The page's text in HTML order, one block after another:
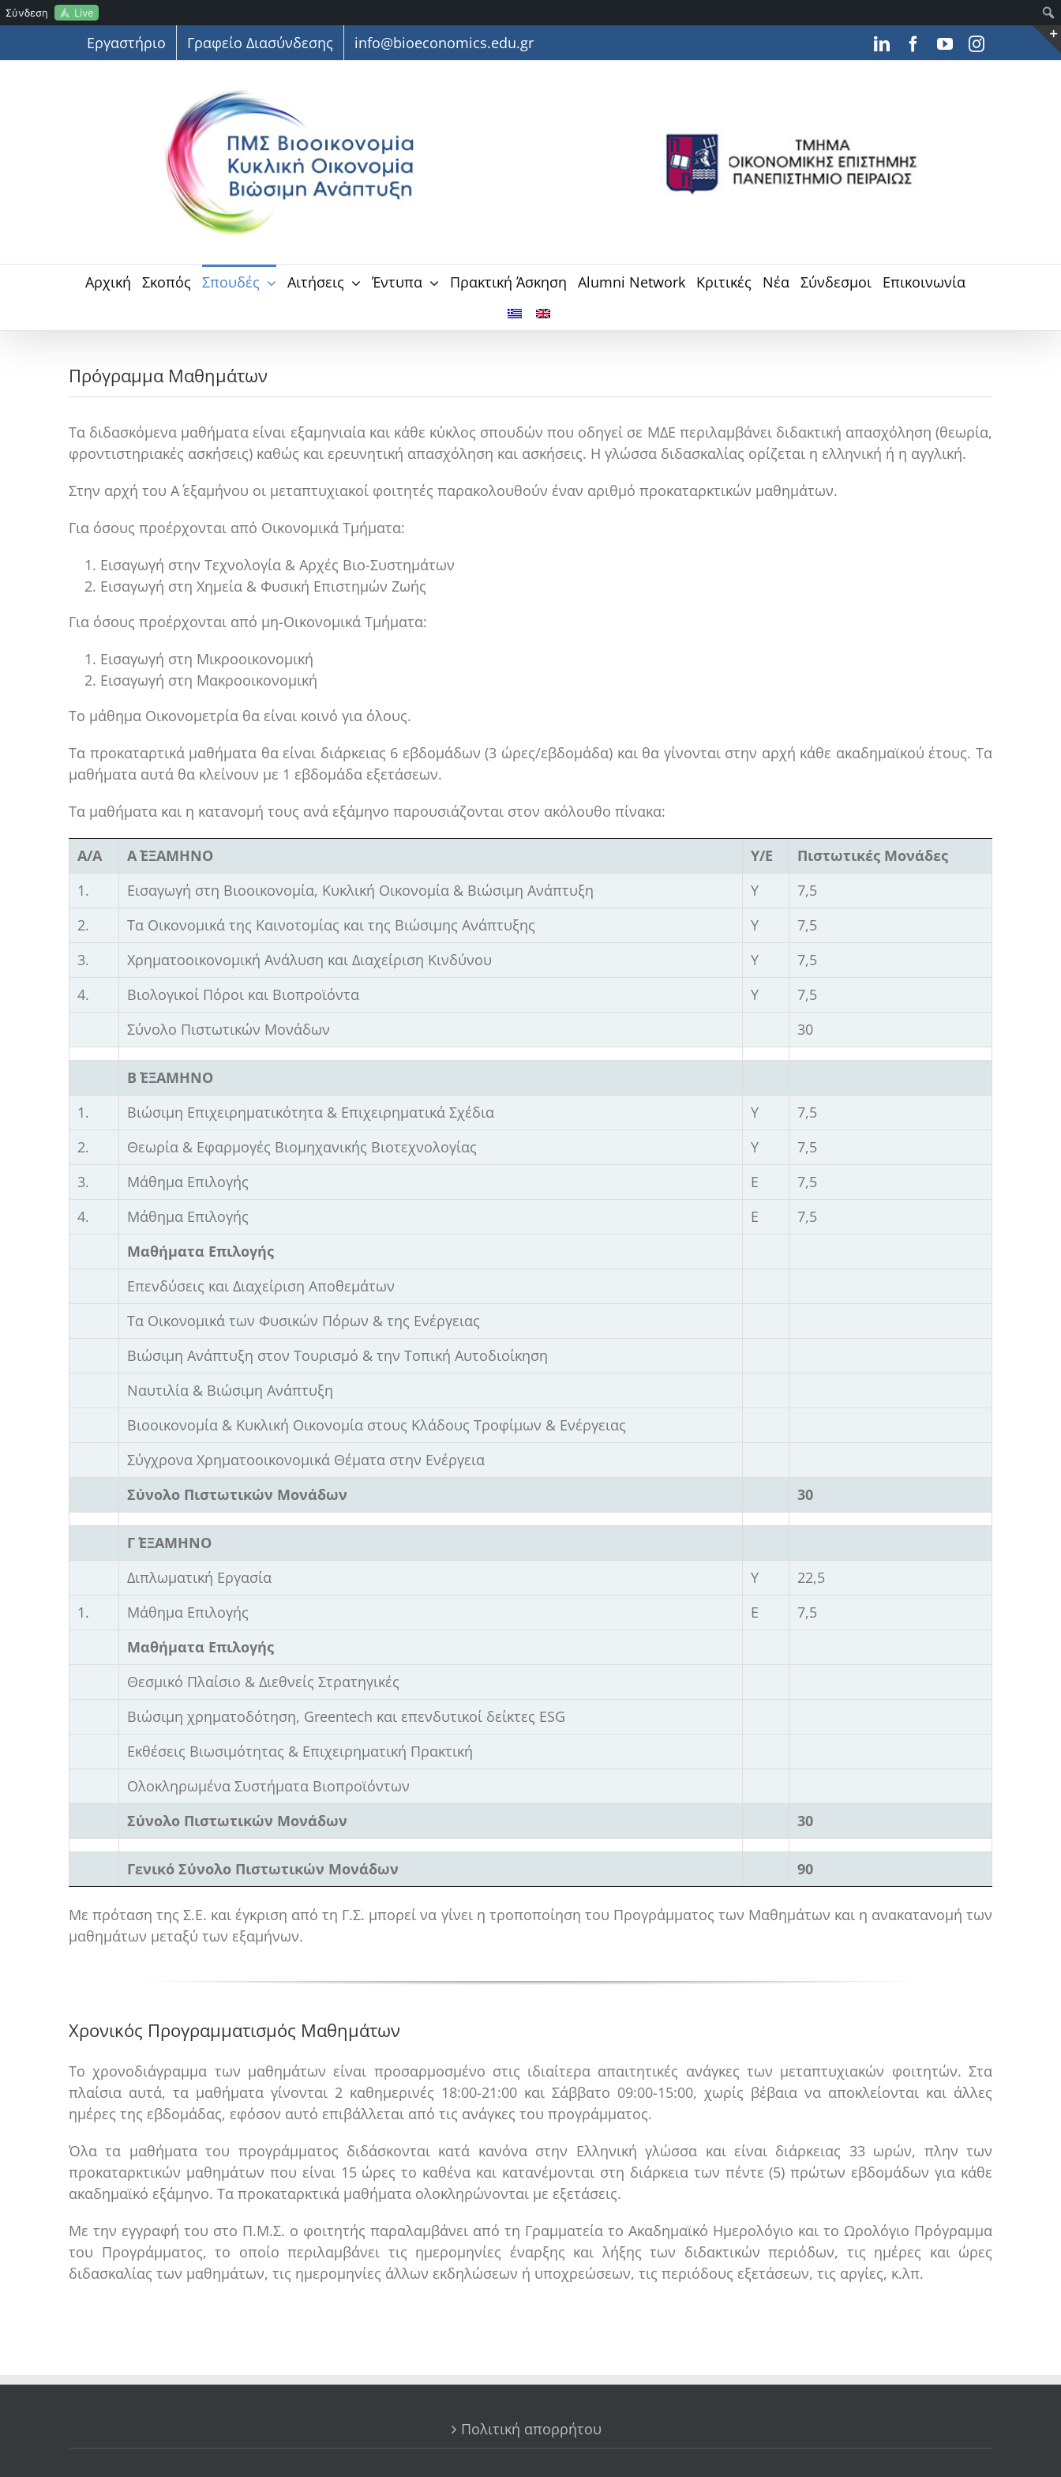
Σύνδεση Live
στο
Εργαστήριο Γραφείο Διασύνδεσης info@bioeconomics.edu.gr LinkedInFacebook
YouTubeInstagram
Αρχική Σκοπός Σπουδές Αιτήσεις Έντυπα Πρακτική Άσκηση Alumni Network Κριτικές Νέα Σύνδεσμοι Επικοινωνία
Πρόγραμμα Μαθημάτων
Τα διδασκόμενα μαθήματα είναι εξαμηνιαία και κάθε κύκλος σπουδών που οδηγεί σε ΜΔΕ περιλαμβάνει διδακτική απασχόληση (θεωρία,
φροντιστηριακές ασκήσεις) καθώς και ερευνητική απασχόληση και ασκήσεις. Η γλώσσα διδασκαλίας ορίζεται η ελληνική ή η αγγλική.
Στην αρχή του Α΄ εξαμήνου οι μεταπτυχιακοί φοιτητές παρακολουθούν έναν αριθμό προκαταρκτικών μαθημάτων.
Για όσους προέρχονται από Οικονομικά Τμήματα:
Εισαγωγή στην Τεχνολογία & Αρχές Βιο-Συστημάτων
Εισαγωγή στη Χημεία & Φυσική Επιστημών Ζωής
Για όσους προέρχονται από μη-Οικονομικά Τμήματα:
Εισαγωγή στη Μικροοικονομική
Εισαγωγή στη Μακροοικονομική
Το μάθημα Οικονομετρία θα είναι κοινό για όλους.
Τα προκαταρτικά μαθήματα θα είναι διάρκειας 6 εβδομάδων (3 ώρες/εβδομάδα) και θα γίνονται στην αρχή κάθε ακαδημαϊκού έτους. Τα
μαθήματα αυτά θα κλείνουν με 1 εβδομάδα εξετάσεων.
Τα μαθήματα και η κατανομή τους ανά εξάμηνο παρουσιάζονται στον ακόλουθο πίνακα:
Α/Α Α΄ ΕΞΑΜΗΝΟ Υ/Ε
Πιστωτικές Μονάδες
1.
Εισαγωγή στη Βιοοικονομία, Κυκλική Οικονομία & Βιώσιμη Ανάπτυξη Υ
7,5
2.
Τα Οικονομικά της Καινοτομίας και της Βιώσιμης Ανάπτυξης Υ
7,5
3.
Χρηματοοικονομική Ανάλυση και Διαχείριση Κινδύνου Υ
7,5
4.
Βιολογικοί Πόροι και Βιοπροϊόντα Υ
7,5
Σύνολο Πιστωτικών Μονάδων
30
Β΄ ΕΞΑΜΗΝΟ
1.
Βιώσιμη Επιχειρηματικότητα & Επιχειρηματικά Σχέδια Υ
7,5
2.
Θεωρία & Εφαρμογές Βιομηχανικής Βιοτεχνολογίας Υ
7,5
3.
Μάθημα Επιλογής Ε
7,5
4.
Μάθημα Επιλογής Ε
7,5
Μαθήματα Επιλογής
Επενδύσεις και Διαχείριση Αποθεμάτων
Τα Οικονομικά των Φυσικών Πόρων & της Ενέργειας
Βιώσιμη Ανάπτυξη στον Τουρισμό & την Τοπική Αυτοδιοίκηση
Ναυτιλία & Βιώσιμη Ανάπτυξη
Βιοοικονομία & Κυκλική Οικονομία στους Κλάδους Τροφίμων & Ενέργειας
Σύγχρονα Χρηματοοικονομικά Θέματα στην Ενέργεια
Σύνολο Πιστωτικών Μονάδων
30
Γ΄ ΕΞΑΜΗΝΟ
Διπλωματική Εργασία
Υ
22,5
1.
Μάθημα Επιλογής Ε
7,5
Μαθήματα Επιλογής
Θεσμικό Πλαίσιο & Διεθνείς Στρατηγικές
Βιώσιμη χρηματοδότηση, Greentech και επενδυτικοί δείκτες ESG
Εκθέσεις Βιωσιμότητας & Επιχειρηματική Πρακτική
Ολοκληρωμένα Συστήματα Βιοπροϊόντων
Σύνολο Πιστωτικών Μονάδων
30
Γενικό Σύνολο Πιστωτικών Μονάδων 90
Με πρόταση της Σ.Ε. και έγκριση από τη Γ.Σ. μπορεί να γίνει η τροποποίηση του Προγράμματος των Μαθημάτων και η ανακατανομή των
μαθημάτων μεταξύ των εξαμήνων.
Χρονικός Προγραμματισμός Μαθημάτων
Το χρονοδιάγραμμα των μαθημάτων είναι προσαρμοσμένο στις ιδιαίτερα απαιτητικές ανάγκες των μεταπτυχιακών φοιτητών. Στα
πλαίσια αυτά, τα μαθήματα γίνονται 2 καθημερινές 18:00-21:00 και Σάββατο 09:00-15:00, χωρίς βέβαια να αποκλείονται και άλλες
ημέρες της εβδομάδας, εφόσον αυτό επιβάλλεται από τις ανάγκες του προγράμματος.
Όλα τα μαθήματα του προγράμματος διδάσκονται κατά κανόνα στην Ελληνική γλώσσα και είναι διάρκειας 33 ωρών, πλην των
προκαταρκτικών μαθημάτων που είναι 15 ώρες το καθένα και κατανέμονται στη διάρκεια των πέντε (5) πρώτων εβδομάδων για κάθε
ακαδημαϊκό εξάμηνο. Τα προκαταρκτικά μαθήματα ολοκληρώνονται με εξετάσεις.
Με την εγγραφή του στο Π.Μ.Σ. ο φοιτητής παραλαμβάνει από τη Γραμματεία το Ακαδημαϊκό Ημερολόγιο και το Ωρολόγιο Πρόγραμμα
του Προγράμματος, το οποίο περιλαμβάνει τις ημερομηνίες έναρξης και λήξης των διδακτικών περιόδων, τις ημέρες και ώρες
διδασκαλίας των μαθημάτων, τις ημερομηνίες άλλων εκδηλώσεων ή υποχρεώσεων, τις περιόδους εξετάσεων, τις αργίες, κ.λπ.
Πολιτική απορρήτου